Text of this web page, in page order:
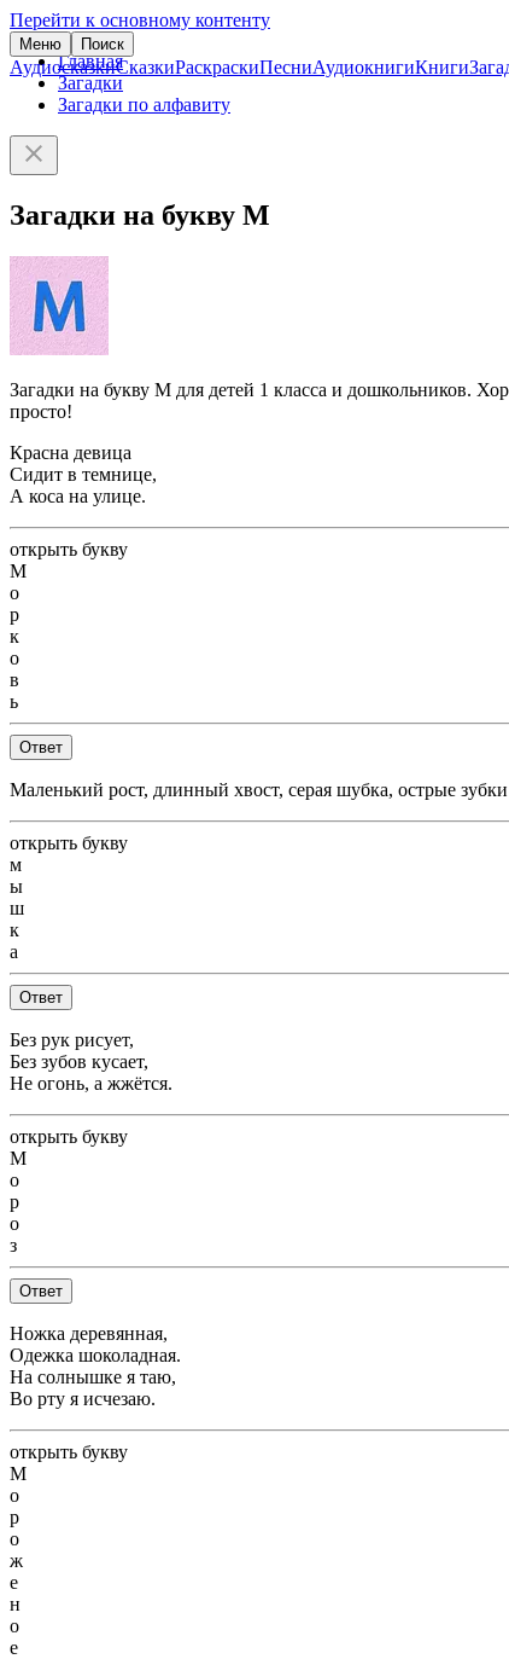
Перейти к основному контенту
Меню Поиск
АудиосказкиСказкиРаскраскиПесниАудиокнигиКниги
Главная
Загадки
Загадки по алфавиту
Загадки на букву М
Загадки на букву М для детей 1 класса и дошкольников.
просто!
Красна девица
Сидит в темнице,
А коса на улице.
открыть букву
М
о
р
к
о
в
ь
Ответ
Маленький рост, длинный хвост, серая шубка, острые зубки
открыть букву
м
ы
ш
к
а
Ответ
Без рук рисует,
Без зубов кусает,
Не огонь, а жжётся.
открыть букву
М
о
р
о
з
Ответ
Ножка деревянная,
Одежка шоколадная.
На солнышке я таю,
Во рту я исчезаю.
открыть букву
М
о
р
о
ж
е
н
о
е